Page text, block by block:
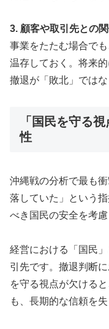
3. 顧客や取引先との
事業をたたむ場合で
温存しておく。将来
撤退が「敗北」では
「国民を守る
性
沖縄戦の分析で最も
落していた」という
べき国民の安全を考
経営における「国民
引先です。撤退判断
を守る視点が欠ける
も、長期的な信頼を